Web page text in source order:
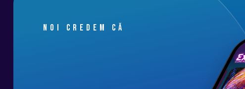
Cursul de conducere defensivă oferit de
• UPDATE: conducătorului auto i se
• UPGRADE: veți primi informații noi,
• CONȘTIENTIZARE: veți fi supuși unor
Noi credem că